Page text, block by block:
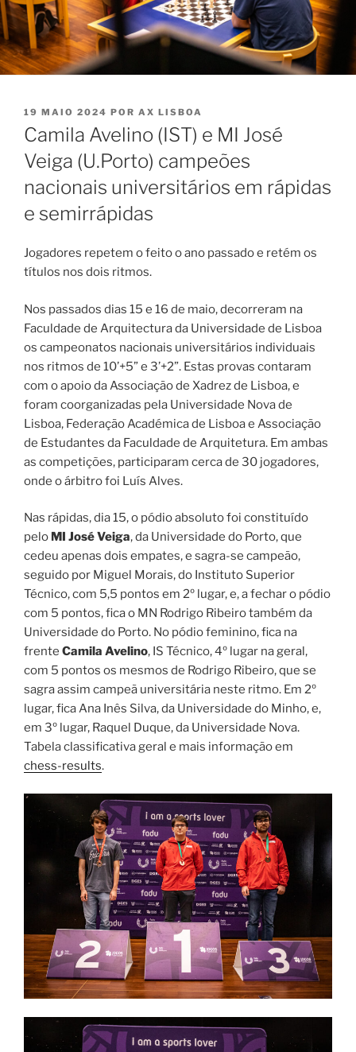
PUBLICADO
EM
19 MAIO 2024 POR AX LISBOA
Camila Avelino (IST) e MI José
Veiga (U.Porto) campeões
nacionais universitários em rápidas
e semirrápidas
Jogadores repetem o feito o ano passado e retém os
títulos nos dois ritmos.
Nos passados dias 15 e 16 de maio, decorreram na
Faculdade de Arquitectura da Universidade de Lisboa
os campeonatos nacionais universitários individuais
nos ritmos de 10’+5” e 3’+2”. Estas provas contaram
com o apoio da Associação de Xadrez de Lisboa, e
foram coorganizadas pela Universidade Nova de
Lisboa, Federação Académica de Lisboa e Associação
de Estudantes da Faculdade de Arquitetura. Em ambas
as competições, participaram cerca de 30 jogadores,
onde o árbitro foi Luís Alves.
Nas rápidas, dia 15, o pódio absoluto foi constituído
pelo MI José Veiga, da Universidade do Porto, que
cedeu apenas dois empates, e sagra-se campeão,
seguido por Miguel Morais, do Instituto Superior
Técnico, com 5,5 pontos em 2º lugar, e, a fechar o pódio
com 5 pontos, fica o MN Rodrigo Ribeiro também da
Universidade do Porto. No pódio feminino, fica na
frente Camila Avelino, IS Técnico, 4º lugar na geral,
com 5 pontos os mesmos de Rodrigo Ribeiro, que se
sagra assim campeã universitária neste ritmo. Em 2º
lugar, fica Ana Inês Silva, da Universidade do Minho, e,
em 3º lugar, Raquel Duque, da Universidade Nova.
Tabela classificativa geral e mais informação em
chess-results.